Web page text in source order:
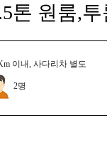
톤 원룸,
이내, 사다리차 별도
2명